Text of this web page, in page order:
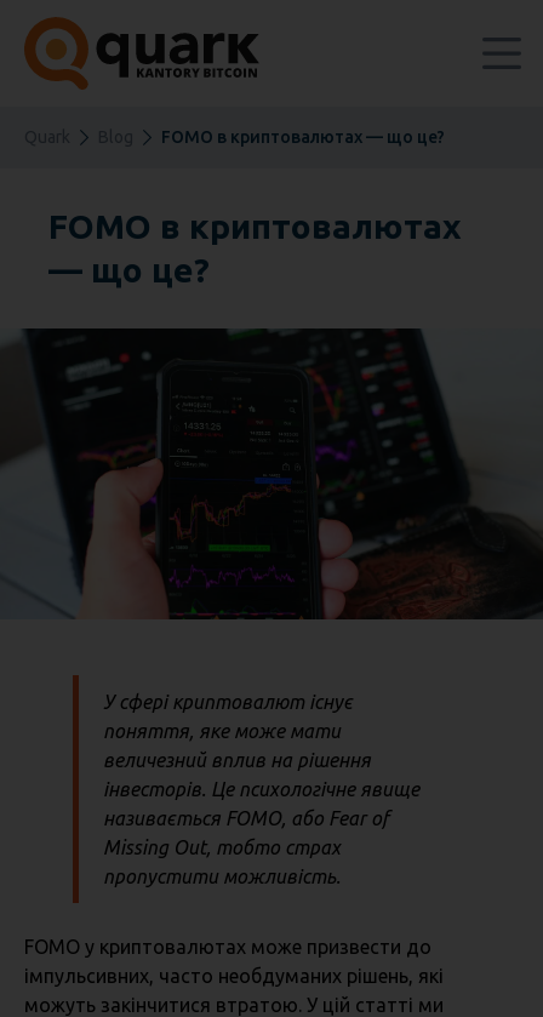
FOMO в криптовалютах — що це?
FOMO в криптовалютах
— що це?
У сфері криптовалют існує
поняття, яке може мати
величезний вплив на рішення
інвесторів. Це психологічне явище
називається FOMO, або Fear of
Missing Out, тобто страх
пропустити можливість.
FOMO у криптовалютах може призвести до
імпульсивних, часто необдуманих рішень, які
можуть закінчитися втратою. У цій статті ми